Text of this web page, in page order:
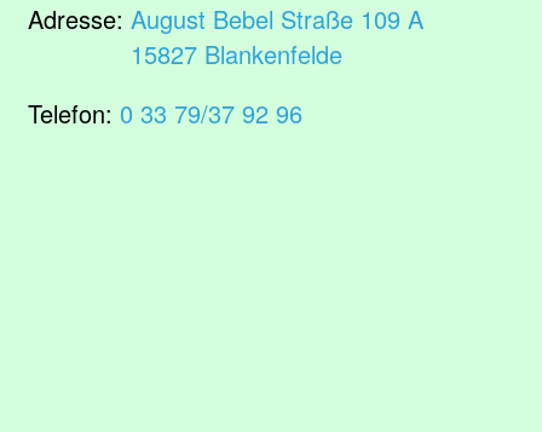
Adresse: August Bebel Straße 109 A
15827 Blankenfelde
Telefon: 0 33 79/37 92 96